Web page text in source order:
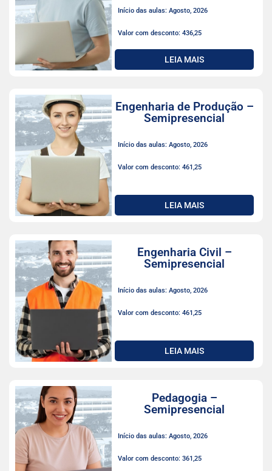
Início das aulas: Agosto, 2026
Valor com desconto: 436,25
LEIA MAIS
Engenharia de Produção –
Semipresencial
Início das aulas: Agosto, 2026
Valor com desconto: 461,25
LEIA MAIS
Engenharia Civil –
Semipresencial
Início das aulas: Agosto, 2026
Valor com desconto: 461,25
LEIA MAIS
Pedagogia –
Semipresencial
Início das aulas: Agosto, 2026
Valor com desconto: 361,25